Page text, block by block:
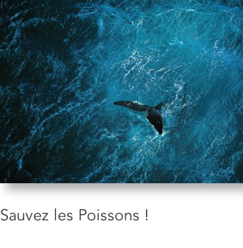
Sauvez les Poissons !